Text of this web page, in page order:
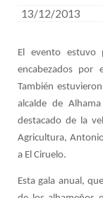
13/12/2013
El evento estuvo
encabezados por
También
alcalde de
destacado de la
Agricultura,
a El Ciruelo.
Esta gala anual,